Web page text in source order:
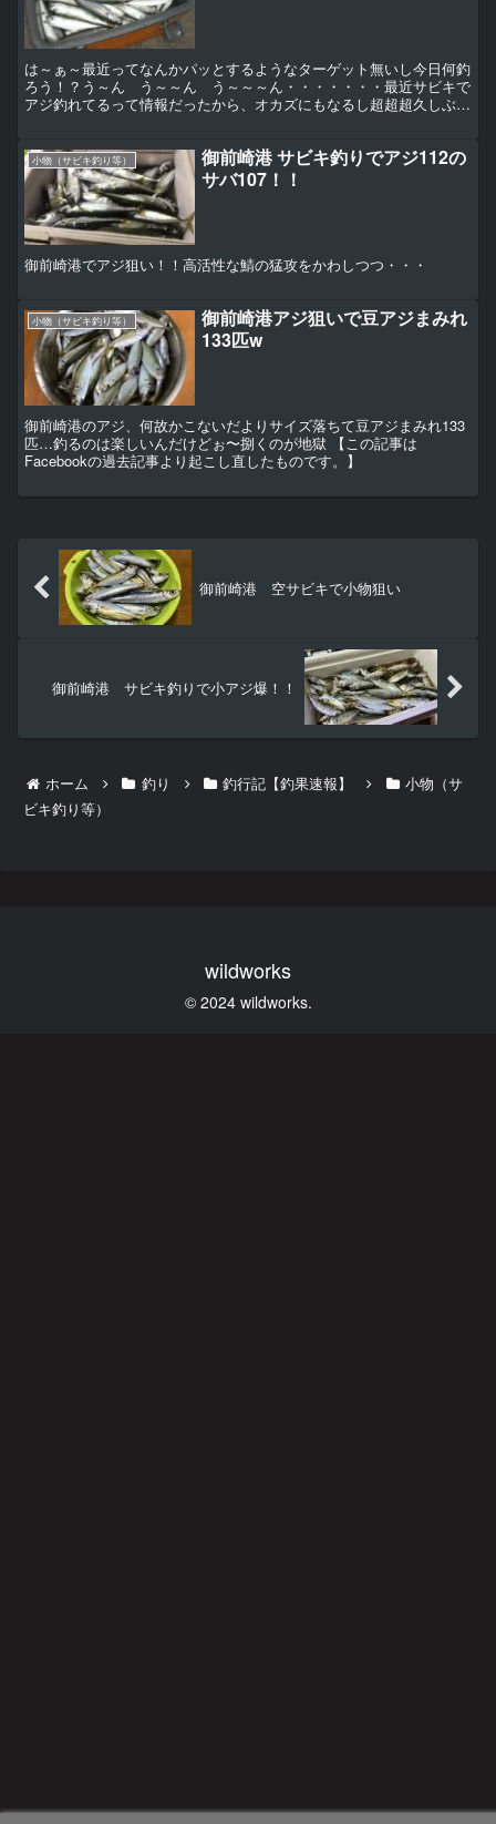
は～ぁ～最近ってなんかパッとするようなターゲット無いし今日何釣
ろう！？う～ん う～～ん う～～～ん・・・・・・・最近サビキで
アジ釣れてるって情報だったから、オカズにもなるし超超超久しぶり
小物（サビキ釣り等）
御前崎港 サビキ釣りでアジ112の
サバ107！！
御前崎港でアジ狙い！！高活性な鯖の猛攻をかわしつつ・・・
小物（サビキ釣り等）
御前崎港アジ狙いで豆アジまみれ
133匹w
御前崎港のアジ、何故かこないだよりサイズ落ちて豆アジまみれ133
匹…釣るのは楽しいんだけどぉ〜捌くのが地獄 【この記事は
Facebookの過去記事より起こし直したものです。】
御前崎港 空サビキで小物狙い
御前崎港 サビキ釣りで小アジ爆！！
ホーム 釣り 釣行記【釣果速報】
小物（サ
ビキ釣り等）
wildworks
© 2024 wildworks.